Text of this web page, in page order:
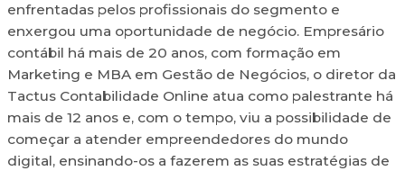
enfrentadas pelos profissionais do segmento e
enxergou uma oportunidade de negócio. Empresário
contábil há mais de 20 anos, com formação em
Marketing e MBA em Gestão de Negócios, o diretor da
Tactus Contabilidade Online atua como palestrante há
mais de 12 anos e, com o tempo, viu a possibilidade de
começar a atender empreendedores do mundo
digital, ensinando-os a fazerem as suas estratégias de